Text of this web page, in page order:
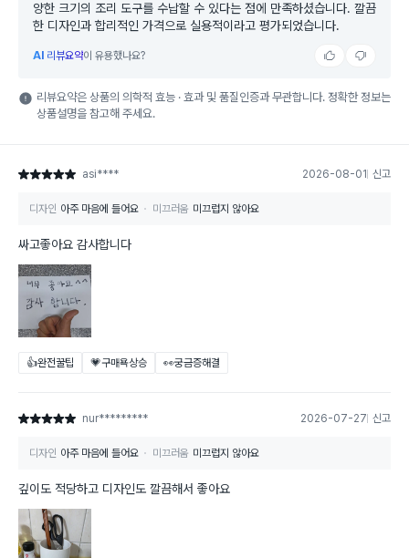
양한 크기의 조리 도구를 수납할 수 있다는 점에 만족하셨습니다. 깔끔
한 디자인과 합리적인 가격으로 실용적이라고 평가되었습니다.
AI 리뷰요약이 유용했나요?
리뷰요약은 상품의 의학적 효능 · 효과 및 품질인증과 무관합니다. 정확한 정보는
상품설명을 참고해 주세요.
별점 5점 asi**** 2026-08-01 신고
디자인 아주 마음에 들어요 미끄러움 미끄럽지 않아요
싸고좋아요 감사합니다
👍완전꿀팁 💗구매욕상승 👀궁금증해결
별점 5점 nur********* 2026-07-27 신고
디자인 아주 마음에 들어요 미끄러움 미끄럽지 않아요
깊이도 적당하고 디자인도 깔끔해서 좋아요